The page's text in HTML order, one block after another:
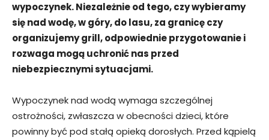
wypoczynek. Niezależnie od tego, czy wybieramy
się nad wodę, w góry, do lasu, za granicę czy
organizujemy grill, odpowiednie przygotowanie i
rozwaga mogą uchronić nas przed
niebezpiecznymi sytuacjami.
Wypoczynek nad wodą wymaga szczególnej
ostrożności, zwłaszcza w obecności dzieci, które
powinny być pod stałą opieką dorosłych. Przed kąpielą